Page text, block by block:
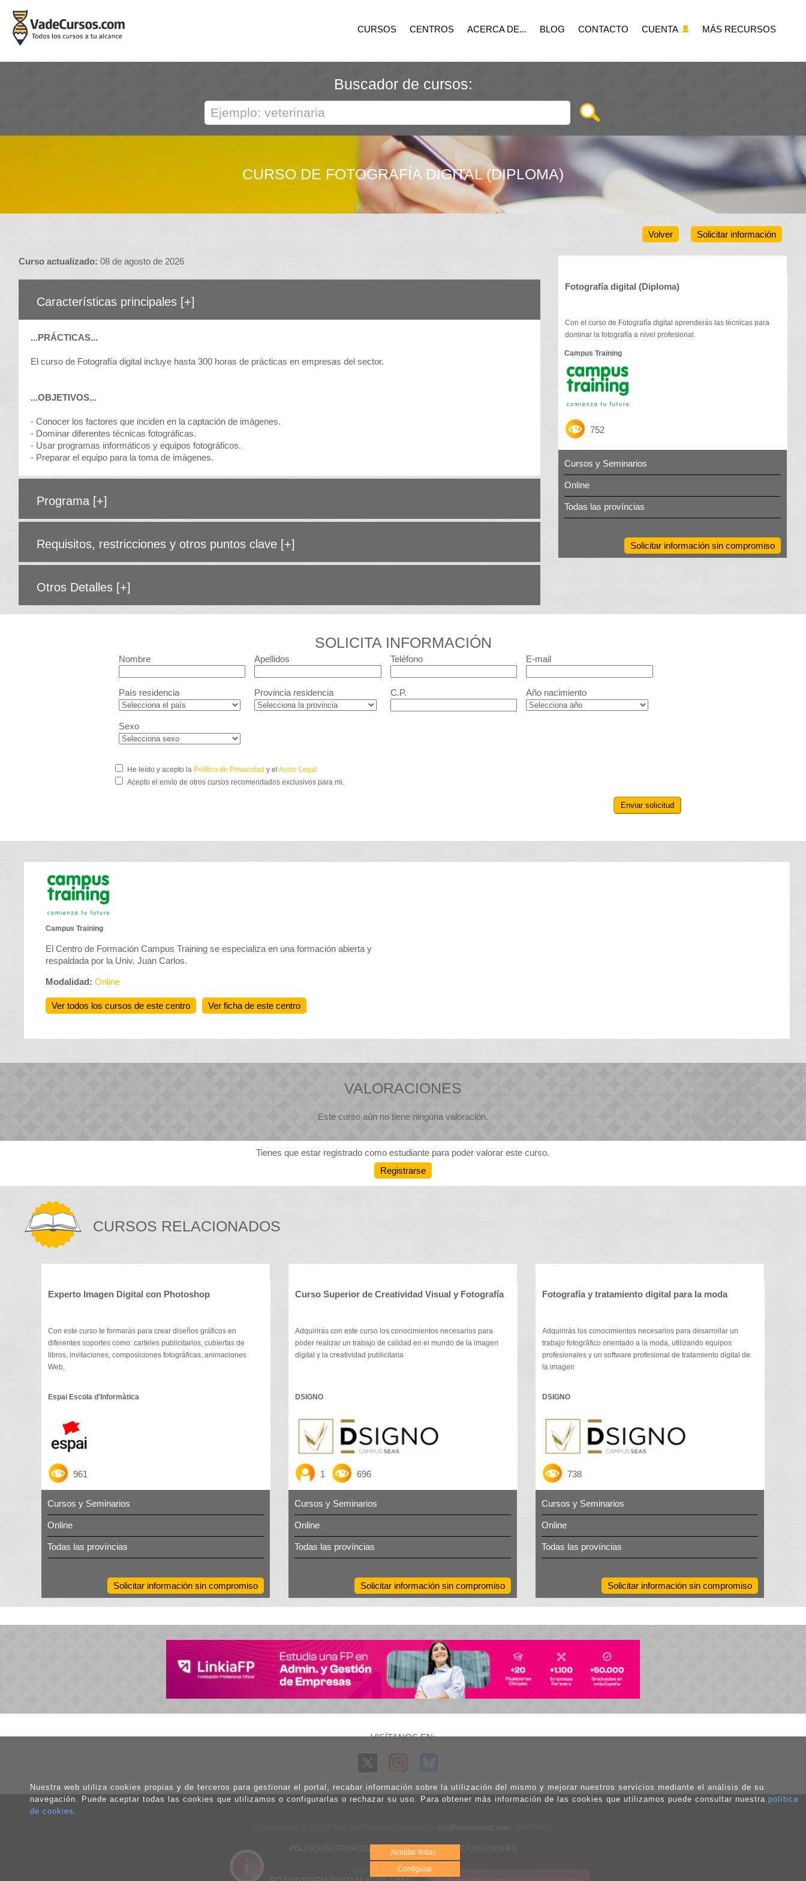
CURSOS CENTROS ACERCA DE... BLOG CONTACTO CUENTA MÁS RECURSOS
Buscador de cursos:
CURSO DE FOTOGRAFÍA DIGITAL (DIPLOMA)
Solicitar información
Volver
Curso actualizado: 08 de agosto de 2026
Características principales [+]
...PRÁCTICAS...
El curso de Fotografía digital incluye hasta 300 horas de prácticas en empresas del sector.
...OBJETIVOS...
- Conocer los factores que inciden en la captación de imágenes.
- Dominar diferentes técnicas fotográficas.
- Usar programas informáticos y equipos fotográficos.
- Preparar el equipo para la toma de imágenes.
Programa [+]
Requisitos, restricciones y otros puntos clave [+]
Otros Detalles [+]
Fotografía digital (Diploma)
Con el curso de Fotografía digital aprenderás las técnicas para
dominar la fotografía a nivel profesional.
Campus Training
752
Cursos y Seminarios
Online
Todas las províncias
Solicitar información sin compromiso
SOLICITA INFORMACIÓN
Nombre Apellidos Teléfono E-mail
País residencia Provincia residencia C.P. Año nacimiento
Sexo
He leído y acepto la Política de Privacidad y elAviso Legal
Acepto el envío de otros cursos recomendados exclusivos para mi.
Enviar solicitud
Campus Training
El Centro de Formación Campus Training se especializa en una formación abierta y
respaldada por la Univ. Juan Carlos.
Modalidad:Online
Ver todos los cursos de este centro Ver ficha de este centro
VALORACIONES
Este curso aún no tiene ningúna valoración.
Tienes que estar registrado como estudiante para poder valorar este curso.
Registrarse
CURSOS RELACIONADOS
Experto Imagen Digital con Photoshop
Con este curso te formarás para crear diseños gráficos en
diferentes soportes como: carteles publicitarios, cubiertas de
libros, invitaciones, composiciones fotográficas, animaciones
Web,
Espai Escola d'Informàtica
961
Cursos y Seminarios
Online
Todas las províncias
Solicitar información sin compromiso
Curso Superior de Creatividad Visual y Fotografía
Adquirirás con este curso los conocimientos necesarios para
poder realizar un trabajo de calidad en el mundo de la imagen
digital y la creatividad publicitaria
DSIGNO
1 696
Cursos y Seminarios
Online
Todas las províncias
Solicitar información sin compromiso
Fotografía y tratamiento digital para la moda
Adquirirás los conocimientos necesarios para desarrollar un
trabajo fotográfico orientado a la moda, utilizando equipos
profesionales y un software profesional de tratamiento digital de
la imagen
DSIGNO
738
Cursos y Seminarios
Online
Todas las províncias
Solicitar información sin compromiso
VISÍTANOS EN:
info@vadecursos.com
POLÍTICA DE PRIVACIDAD AVISO LEGAL POLÍTICA DE COOKIES
Web diseñada por Net Engineer
Nuestra web utiliza cookies propias y de terceros para gestionar el portal, recabar información sobre la utilización del mismo y mejorar nuestros servicios mediante el análisis de su
navegación. Puede aceptar todas las cookies que utilizamos o configurarlas o rechazar su uso. Para obtener más información de las cookies que utilizamos puede consultar nuestra política
de cookies .
Aceptar todas
Configurar